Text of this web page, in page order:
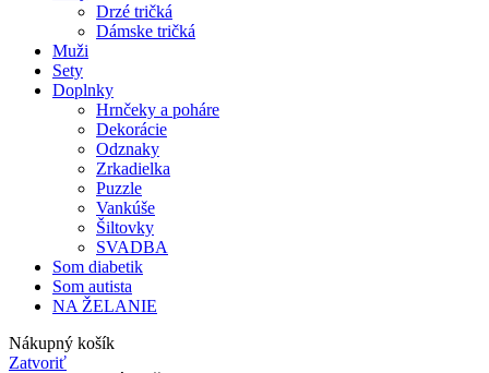
Drzé tričká
Dámske tričká
Muži
Sety
Doplnky
Hrnčeky a poháre
Dekorácie
Odznaky
Zrkadielka
Puzzle
Vankúše
Šiltovky
SVADBA
Som diabetik
Som autista
NA ŽELANIE
Nákupný košík
Zatvoriť